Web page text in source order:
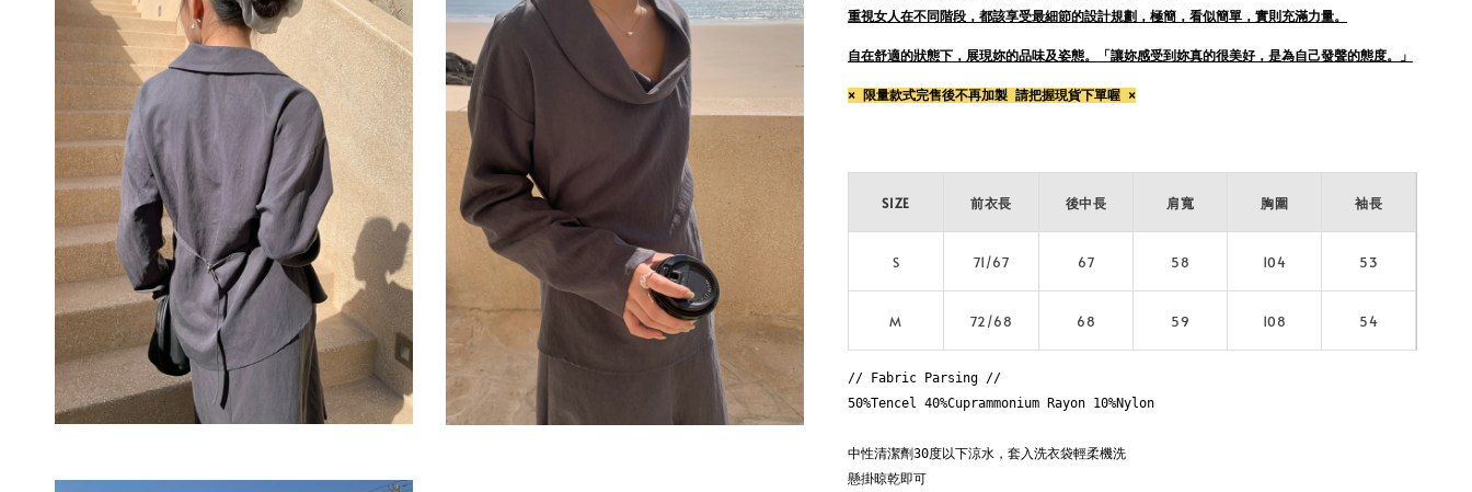
重視女人在不同階段，都該享受最細節的設計規劃，極簡，看似簡單，實則充滿力量。
自在舒適的狀態下，展現妳的品味及姿態。 「讓妳感受到妳真的很美好，是為自己發聲的態度。」
× 限量款式完售後不再加製 請把握現貨下單喔 ×
SIZE 前衣長 後中長 肩寬 胸圍 袖長
S 71/67 67 58 104 53
M 72/68 68 59 108 54
// Fabric Parsing //
50%Tencel 40%Cuprammonium Rayon 10%Nylon
中性清潔劑30度以下涼水，套入洗衣袋輕柔機洗
懸掛晾乾即可